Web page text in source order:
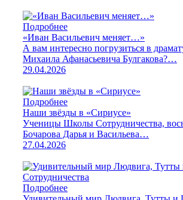
Подробнее
«Иван Васильевич меняет…»
А вам интересно погрузиться в
Михаила Афанасьевича Булгакова?…
29.04.2026
Подробнее
Наши звёзды в «Сириусе»
Ученицы Школы Сотрудничества,
Бочарова Дарья и Васильева…
27.04.2026
Подробнее